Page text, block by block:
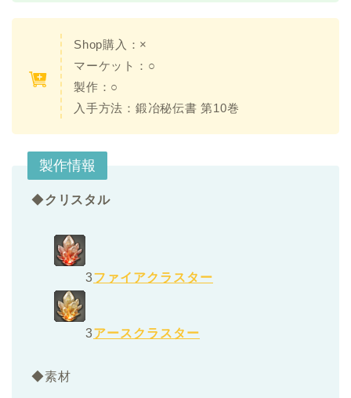
Shop購入：×
マーケット：○
製作：○
入手方法：鍛冶秘伝書 第10巻
製作情報
◆クリスタル
3ファイアクラスター
3アースクラスター
◆素材